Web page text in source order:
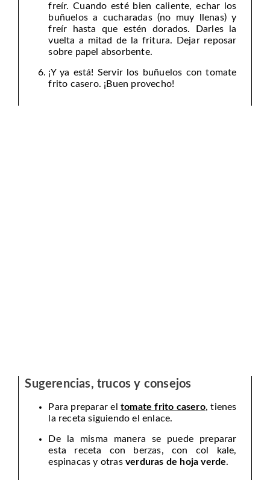
freír. Cuando esté bien caliente, echar los
buñuelos a cucharadas (no muy llenas) y
freír hasta que estén dorados. Darles la
vuelta a mitad de la fritura. Dejar reposar
sobre papel absorbente.
¡Y ya está! Servir los buñuelos con tomate
frito casero. ¡Buen provecho!
Sugerencias, trucos y consejos
Para preparar el tomate frito casero, tienes
la receta siguiendo el enlace.
De la misma manera se puede preparar
esta receta con berzas, con col kale,
espinacas y otrasverduras de hoja verde.